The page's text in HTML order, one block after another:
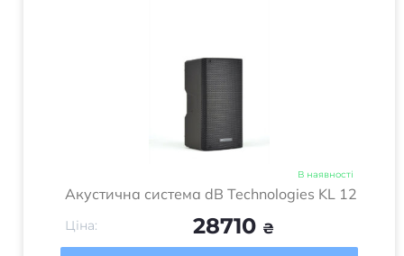
В наявності
Акустична система dB Technologies KL 12
Ціна: 28710 ₴